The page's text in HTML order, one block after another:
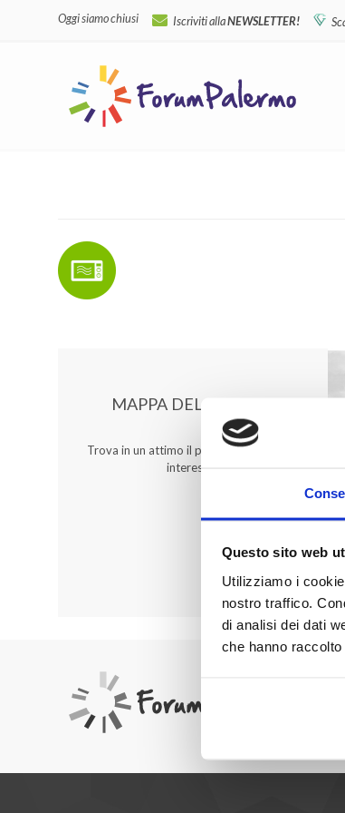
Questo sito web
Utilizziamo i
nostro traffico.
di analisi dei dati
che hanno
Oggi siamo chiusi Iscriviti allaNEWSLETTER!
MAPPA DEL CENTRO
Trova in un attimo il punto vendita che ti
interessa!